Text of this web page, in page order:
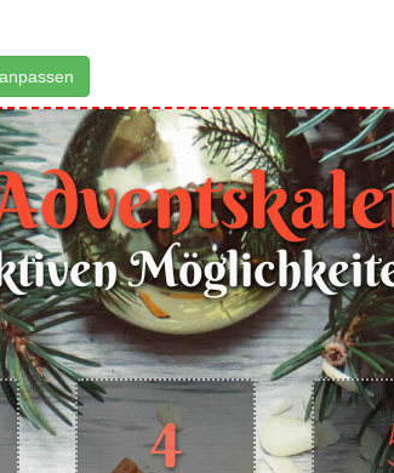
4
anpassen